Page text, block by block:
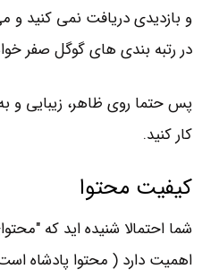
و بازدیدی دریافت نمی کنید
در رتبه بندی های گوگل صفر
کار کنید.
کیفیت محتوا
شما احتمالا شنیده اید که
اهمیت دارد ( محتوا پادشاه